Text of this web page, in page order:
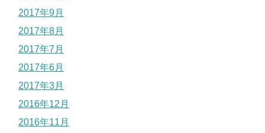
2017年9月
2017年8月
2017年7月
2017年6月
2017年3月
2016年12月
2016年11月